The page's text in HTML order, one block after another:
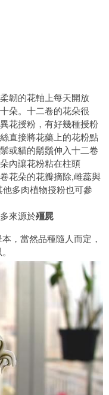
韌的花軸上每天開放
朵。十二卷的花朵很
花授粉，有好幾種授粉
直接將花藥上的花粉點
或貓的鬍鬚伸入十二卷
內讓花粉粘在柱頭
花朵的花瓣摘除,雌蕊與
多肉植物授粉也可參
來源於殭屍
，當然品種隨人而定，